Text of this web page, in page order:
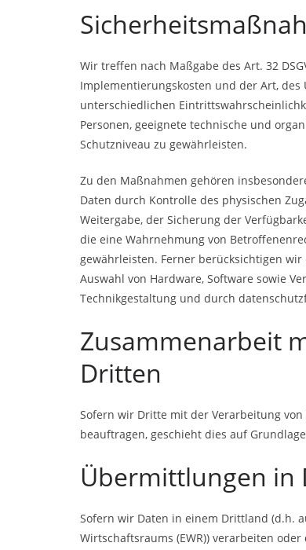
Wir treffen nach Maßgabe des Art. 32
Implementierungskosten und der Art,
unterschiedlichen
Personen, geeignete technische und
Schutzniveau zu gewährleisten.
Zu den Maßnahmen gehören
Daten durch Kontrolle des physischen
Weitergabe, der Sicherung der
die eine Wahrnehmung von
gewährleisten. Ferner berücksichtigen
Auswahl von Hardware, Software sowie
Technikgestaltung und durch
Zusammenarbeit
Dritten
Sofern wir Dritte mit der Verarbeitung
beauftragen, geschieht dies auf Grundlage
Übermittlungen in
Sofern wir Daten in einem Drittland (d.h.
Wirtschaftsraums (EWR)) verarbeiten